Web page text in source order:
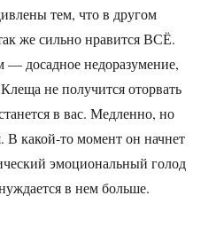
тем, что в другом
же сильно нравится ВСЁ.
— досадное недоразумение,
не получится оторвать
в вас. Медленно, но
В какой-то момент он начнет
эмоциональный голод
в нем больше.